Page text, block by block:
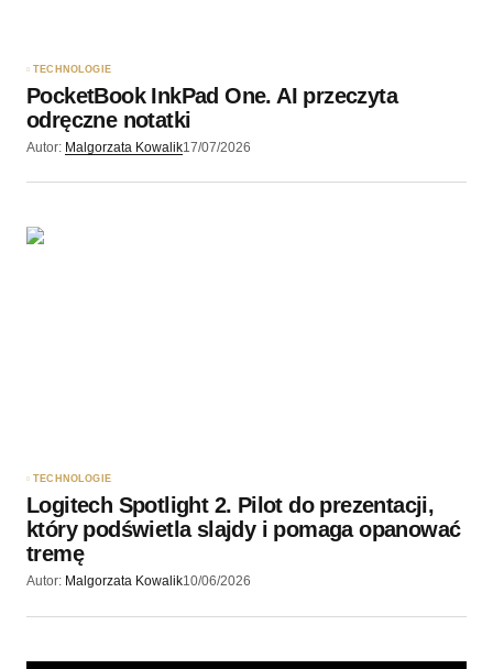
Wyślij komentarz
TECHNOLOGIE
PocketBook InkPad One. AI przeczyta
odręczne notatki
Autor: Malgorzata Kowalik17/07/2026
TECHNOLOGIE
Logitech Spotlight 2. Pilot do prezentacji,
który podświetla slajdy i pomaga opanować
tremę
Autor: Malgorzata Kowalik10/06/2026